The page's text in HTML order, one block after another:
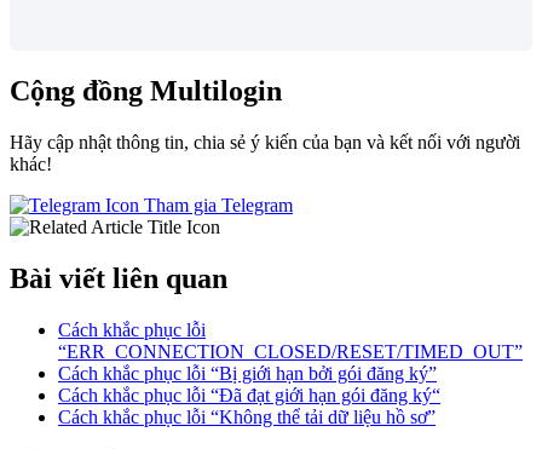
Cộng đồng Multilogin
Hãy cập nhật thông tin, chia sẻ ý kiến của bạn và kết nối với người
khác!
Tham gia Telegram
Bài viết liên quan
Cách khắc phục lỗi
“ERR_CONNECTION_CLOSED/RESET/TIMED_OUT”
Cách khắc phục lỗi “Bị giới hạn bởi gói đăng ký”
Cách khắc phục lỗi “Đã đạt giới hạn gói đăng ký“
Cách khắc phục lỗi “Không thể tải dữ liệu hồ sơ”